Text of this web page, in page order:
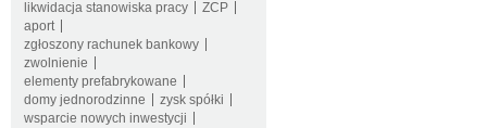
likwidacja stanowiska pracy
ZCP
aport
zgłoszony rachunek bankowy
zwolnienie
elementy prefabrykowane
domy jednorodzinne
zysk spółki
wsparcie nowych inwestycji